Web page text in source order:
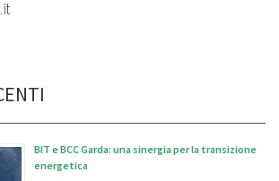
BIT e BCC Garda: una sinergia per la transizione
energetica